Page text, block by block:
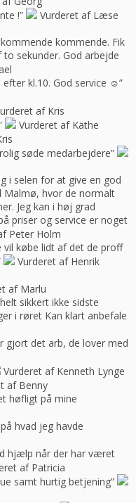
!”
Vurderet af Læse
kommende. Fik
sekunder. God arbejde
kl.10. God service ☺”
af Kris
Vurderet af Käthe
søde medarbejdere”
i selen for at give en god
Malmø, hvor de normalt
Jeg kan i høj grad
priser og service er noget
Peter Holm
vil købe lidt af det de proff
Vurderet af Henrik
af Marlu
sikkert ikke sidste
i røret Kan klart anbefale
gjort det arb, de lover med
Vurderet af Kenneth Lynge
af Benny
høfligt på mine
hvad jeg havde
hjælp når der har været
af Patricia
samt hurtig betjening”